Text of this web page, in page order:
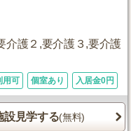
介護２,要介護３,要介護
用可 個室あり 入居金0円
設見学する(無料)